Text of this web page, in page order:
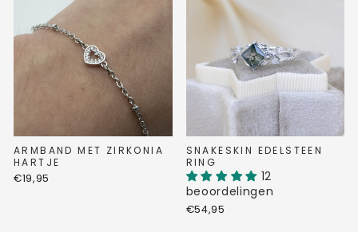
ARMBAND MET ZIRKONIA
HARTJE
€19,95
SNAKESKIN EDELSTEEN
RING
12
beoordelingen
€54,95